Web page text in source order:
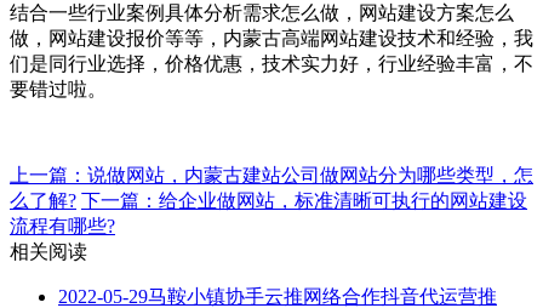
结合一些行业案例具体分析需求怎么做，网站建设方案怎么
做，网站建设报价等等，内蒙古高端网站建设技术和经验，我
们是同行业选择，价格优惠，技术实力好，行业经验丰富，不
要错过啦。
上一篇：说做网站，内蒙古建站公司做网站分为哪些类型，怎
么了解? 下一篇：给企业做网站，标准清晰可执行的网站建设
流程有哪些?
相关阅读
2022-05-29马鞍小镇协手云推网络合作抖音代运营推